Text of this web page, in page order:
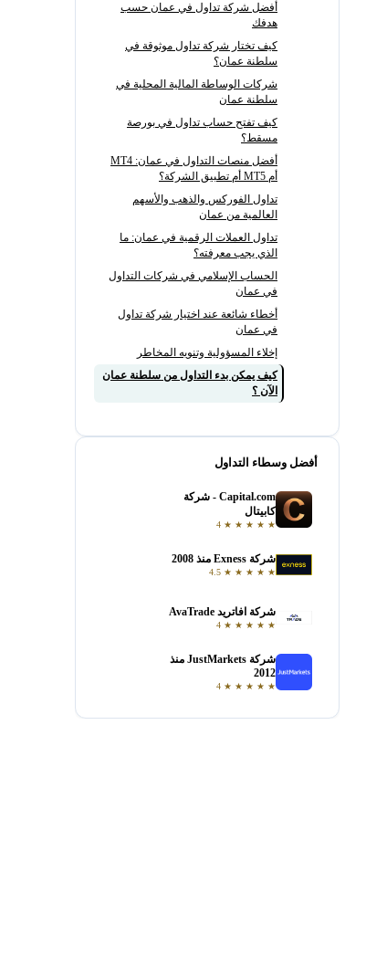
أفضل شركة تداول في عمان حسب
هدفك
كيف تختار شركة تداول موثوقة في
سلطنة عمان؟
شركات الوساطة المالية المحلية في
سلطنة عمان
كيف تفتح حساب تداول في بورصة
مسقط؟
أفضل منصات التداول في عمان: MT4
أم MT5 أم تطبيق الشركة؟
تداول الفوركس والذهب والأسهم
العالمية من عمان
تداول العملات الرقمية في عمان: ما
الذي يجب معرفته؟
الحساب الإسلامي في شركات التداول
في عمان
أخطاء شائعة عند اختيار شركة تداول
في عمان
إخلاء المسؤولية وتنويه المخاطر
كيف يمكن بدء التداول من سلطنة عمان
الآن ؟
أفضل وسطاء التداول
Capital.com - شركة
كابيتال
★
★
★
★
★
شركة Exness منذ 2008
★
★
★
★
★
شركة افاتريد AvaTrade
★
★
★
★
★
شركة JustMarkets منذ
2012
★
★
★
★
★